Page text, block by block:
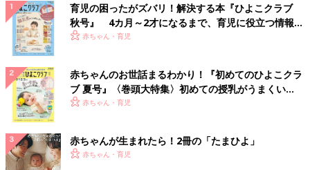
育児の困ったがズバリ！解決する本『ひよこクラブ
秋号』 4カ月～2才になるまで、育児に役立つ情報が
いっぱい！
赤ちゃん・育児
赤ちゃんのお世話まるわかり！『初めてのひよこクラ
ブ 夏号』〈巻頭大特集〉初めての授乳がうまくい
く！ おっぱい・ミルクの基本と夏のトラブル 解決テ
赤ちゃん・育児
赤ちゃんが生まれたら！2冊の「たまひよ」
赤ちゃん・育児